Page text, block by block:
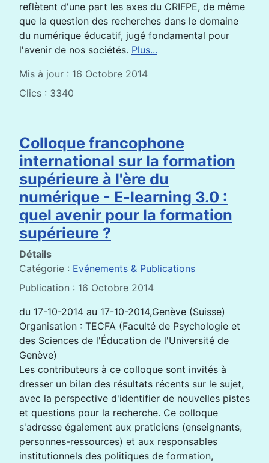
reflètent d'une part les axes du CRIFPE, de même
que la question des recherches dans le domaine
du numérique éducatif, jugé fondamental pour
l'avenir de nos sociétés. Plus...
Mis à jour : 16 Octobre 2014
Clics : 3340
Colloque francophone
international sur la formation
supérieure à l'ère du
numérique - E-learning 3.0 :
quel avenir pour la formation
supérieure ?
Détails
Catégorie : Evénements & Publications
Publication : 16 Octobre 2014
du 17-10-2014 au 17-10-2014,Genève (Suisse)
Organisation : TECFA (Faculté de Psychologie et
des Sciences de l'Éducation de l'Université de
Genève)
Les contributeurs à ce colloque sont invités à
dresser un bilan des résultats récents sur le sujet,
avec la perspective d'identifier de nouvelles pistes
et questions pour la recherche. Ce colloque
s'adresse également aux praticiens (enseignants,
personnes-ressources) et aux responsables
institutionnels des politiques de formation,